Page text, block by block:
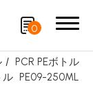
0
PCR PEボトル
ル PE09-250ML
検索